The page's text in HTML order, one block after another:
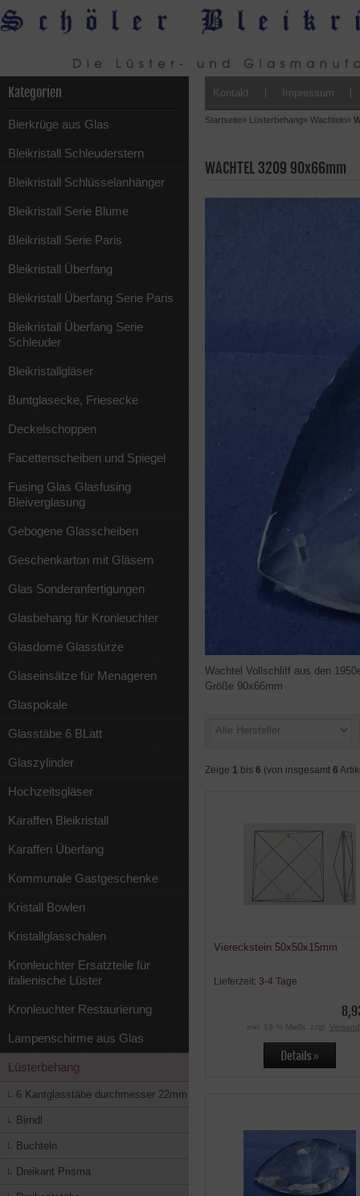
Kategorien
Bierkrüge aus Glas
Bleikristall Schleuderstern
Bleikristall Schlüsselanhänger
Bleikristall Serie Blume
Bleikristall Serie Paris
Bleikristall Überfang
Bleikristall Überfang Serie Paris
Bleikristall Überfang Serie
Schleuder
Bleikristallgläser
Buntglasecke, Friesecke
Deckelschoppen
Facettenscheiben und Spiegel
Fusing Glas Glasfusing
Bleiverglasung
Gebogene Glasscheiben
Geschenkarton mit Gläsern
Glas Sonderanfertigungen
Glasbehang für Kronleuchter
Glasdome Glasstürze
Glaseinsätze für Menageren
Glaspokale
Glasstäbe 6 BLatt
Glaszylinder
Hochzeitsgläser
Karaffen Bleikristall
Karaffen Überfang
Kommunale Gastgeschenke
Kristall Bowlen
Kristallglasschalen
Kronleuchter Ersatzteile für
italienische Lüster
Kronleuchter Restaurierung
Lampenschirme aus Glas
Lüsterbehang
6 Kantglasstäbe durchmesser 22mm
Birndl
Buchteln
Dreikant Prisma
Kontakt Impressum
Startseite» Lüsterbehang» Wachteln»
WACHTEL 3209 90x66mm
Wachtel Vollschliff aus den
Größe 90x66mm
Zeige 1 bis 6 (von insgesamt 6
Viereckstein 50x50x15mm
Lieferzeit: 3-4 Tage
inkl. 19 % MwSt. zzgl.